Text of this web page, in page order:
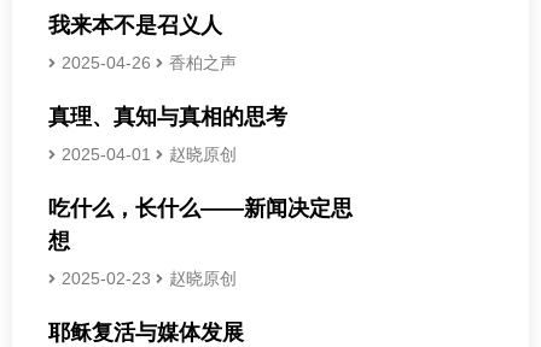
我来本不是召义人
2025-04-26 香柏之声
真理、真知与真相的思考
2025-04-01 赵晓原创
吃什么，长什么——新闻决定思
想
2025-02-23 赵晓原创
耶稣复活与媒体发展